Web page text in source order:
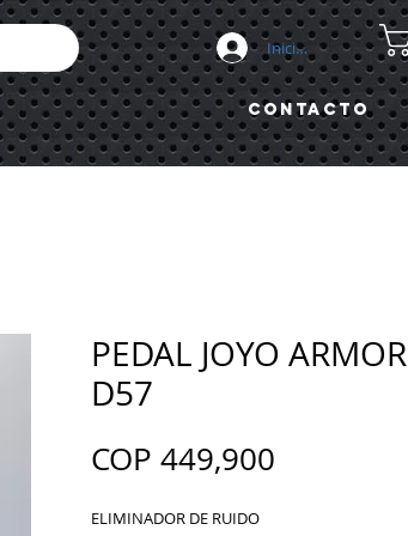
Iniciar sesión
Contacto
PEDAL JOYO ARMOR
D57
COP 449,900
ELIMINADOR DE RUIDO